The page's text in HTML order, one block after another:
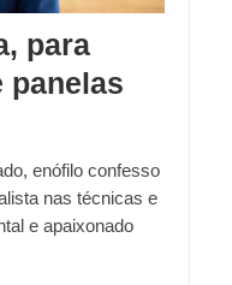
para
panelas
enófilo confesso
nas técnicas e
e apaixonado